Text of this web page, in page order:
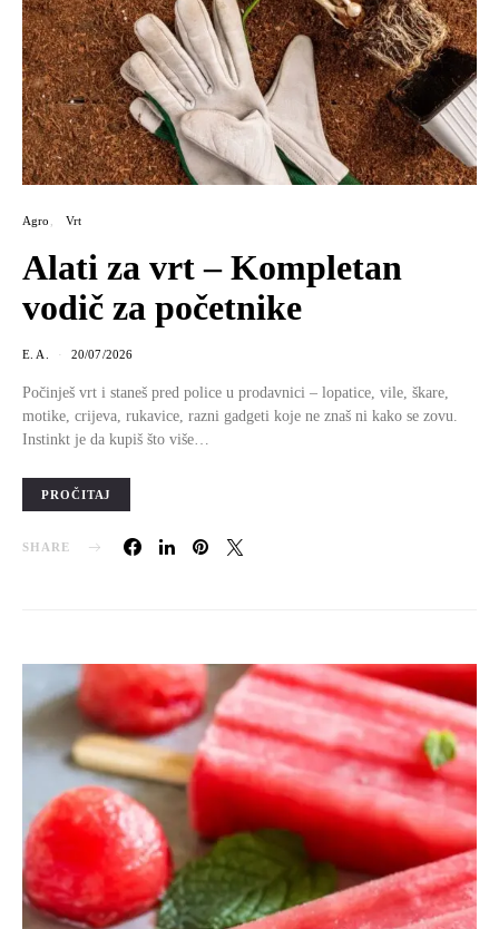
Agro Vrt
Alati za vrt – Kompletan
vodič za početnike
E. A. 20/07/2026
Počinješ vrt i staneš pred police u prodavnici – lopatice, vile, škare,
motike, crijeva, rukavice, razni gadgeti koje ne znaš ni kako se zovu.
Instinkt je da kupiš što više…
PROČITAJ
SHARE